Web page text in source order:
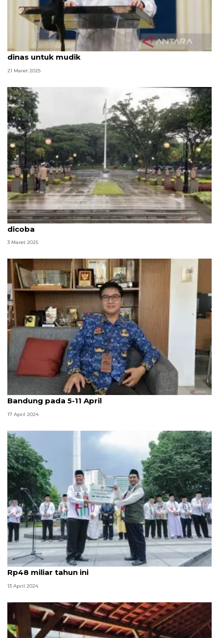
Wali Kota Bandung larang ASN gunakan mobil
dinas untuk mudik
21 Maret 2025
8 tempat seru buat ngabuburit di Bandung, wajib
dicoba
3 Maret 2025
Disparbud: 21.252 wisatawan kunjungi Kota
Bandung pada 5-11 April
17 April 2024
Baznas: Zakat fitrah Kota Bandung naik, capai
Rp48 miliar tahun ini
13 April 2024